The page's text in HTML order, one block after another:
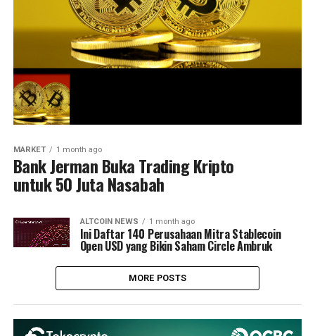
MARKET 1 month ago
Bank Jerman Buka Trading Kripto
untuk 50 Juta Nasabah
ALTCOIN NEWS 1 month ago
Ini Daftar 140 Perusahaan Mitra Stablecoin
Open USD yang Bikin Saham Circle Ambruk
MORE POSTS